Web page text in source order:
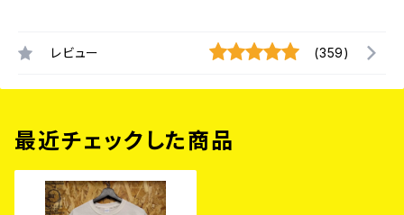
レビュー (359)
最近チェックした商品